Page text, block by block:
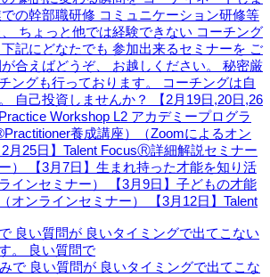
良い質問が 良いタイミングで出てこない
。 良い質問で